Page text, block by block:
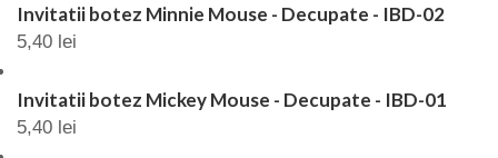
Invitatii botez Minnie Mouse - Decupate - IBD-02
5,40 lei
Invitatii botez Mickey Mouse - Decupate - IBD-01
5,40 lei